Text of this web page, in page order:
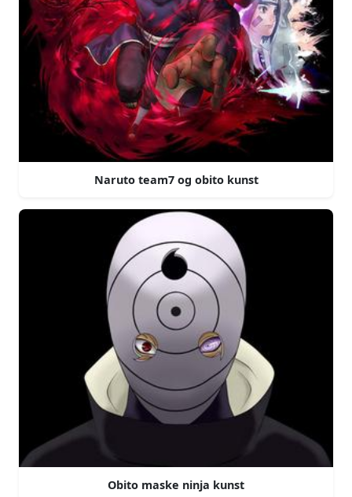
Naruto team7 og obito kunst
Obito maske ninja kunst